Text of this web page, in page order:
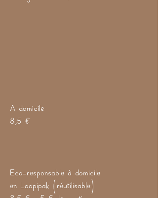
A domicile
8,5 €
Eco-responsable à domicile
en Loopipak (réutilisable)
8,5 € + 5 € de caution